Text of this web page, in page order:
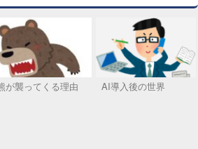
が襲ってくる理由 AI導入後の世界